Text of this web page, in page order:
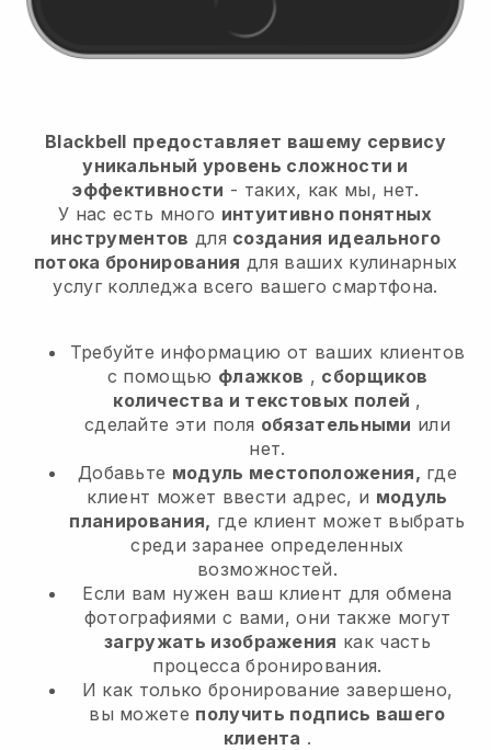
Blackbell предоставляет вашему сервису
уникальный уровень сложности и
эффективности - таких, как мы, нет.
У нас есть много интуитивно понятных
инструментов для создания идеального
потока бронирования для ваших кулинарных
услуг колледжа всего вашего смартфона.
Требуйте информацию от ваших клиентов
с помощью флажков , сборщиков
количества и текстовых полей ,
сделайте эти поля обязательными или
нет.
Добавьте модуль местоположения, где
клиент может ввести адрес, и модуль
планирования, где клиент может выбрать
среди заранее определенных
возможностей.
Если вам нужен ваш клиент для обмена
фотографиями с вами, они также могут
загружать изображения как часть
процесса бронирования.
И как только бронирование завершено,
вы можете получить подпись вашего
клиента .